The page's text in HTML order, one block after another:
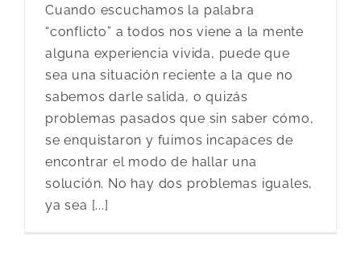
Cuando escuchamos la palabra
“conflicto” a todos nos viene a la mente
alguna experiencia vivida, puede que
sea una situación reciente a la que no
sabemos darle salida, o quizás
problemas pasados que sin saber cómo,
se enquistaron y fuimos incapaces de
encontrar el modo de hallar una
solución. No hay dos problemas iguales,
ya sea [...]